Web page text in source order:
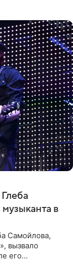
в
Самойлова,
вызвало
его